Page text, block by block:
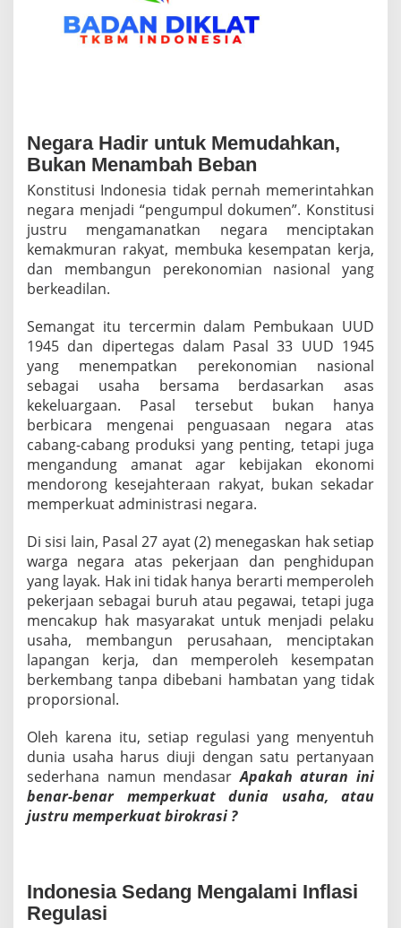
m
o
h
u
n
2
0
5
,
B
a
K
e
a
u
h
a
n
y
a
g
M
e
m
b
e
n
k
a
d
a
n
M
e
n
k
Negara Hadir untuk Memudahkan,
Bukan Menambah Beban
Konstitusi Indonesia tidak pernah memerintahkan
negara menjadi “pengumpul dokumen”. Konstitusi
justru mengamanatkan negara menciptakan
kemakmuran rakyat, membuka kesempatan kerja,
dan membangun perekonomian nasional yang
berkeadilan.
Semangat itu tercermin dalam Pembukaan UUD
1945 dan dipertegas dalam Pasal 33 UUD 1945
yang menempatkan perekonomian nasional
sebagai usaha bersama berdasarkan asas
kekeluargaan. Pasal tersebut bukan hanya
berbicara mengenai penguasaan negara atas
cabang-cabang produksi yang penting, tetapi juga
mengandung amanat agar kebijakan ekonomi
mendorong kesejahteraan rakyat, bukan sekadar
memperkuat administrasi negara.
Di sisi lain, Pasal 27 ayat (2) menegaskan hak setiap
warga negara atas pekerjaan dan penghidupan
yang layak. Hak ini tidak hanya berarti memperoleh
pekerjaan sebagai buruh atau pegawai, tetapi juga
mencakup hak masyarakat untuk menjadi pelaku
usaha, membangun perusahaan, menciptakan
lapangan kerja, dan memperoleh kesempatan
berkembang tanpa dibebani hambatan yang tidak
proporsional.
Oleh karena itu, setiap regulasi yang menyentuh
dunia usaha harus diuji dengan satu pertanyaan
sederhana namun mendasarApakah aturan ini
benar-benar memperkuat dunia usaha, atau
justru memperkuat birokrasi ?
Indonesia Sedang Mengalami Inflasi
Regulasi